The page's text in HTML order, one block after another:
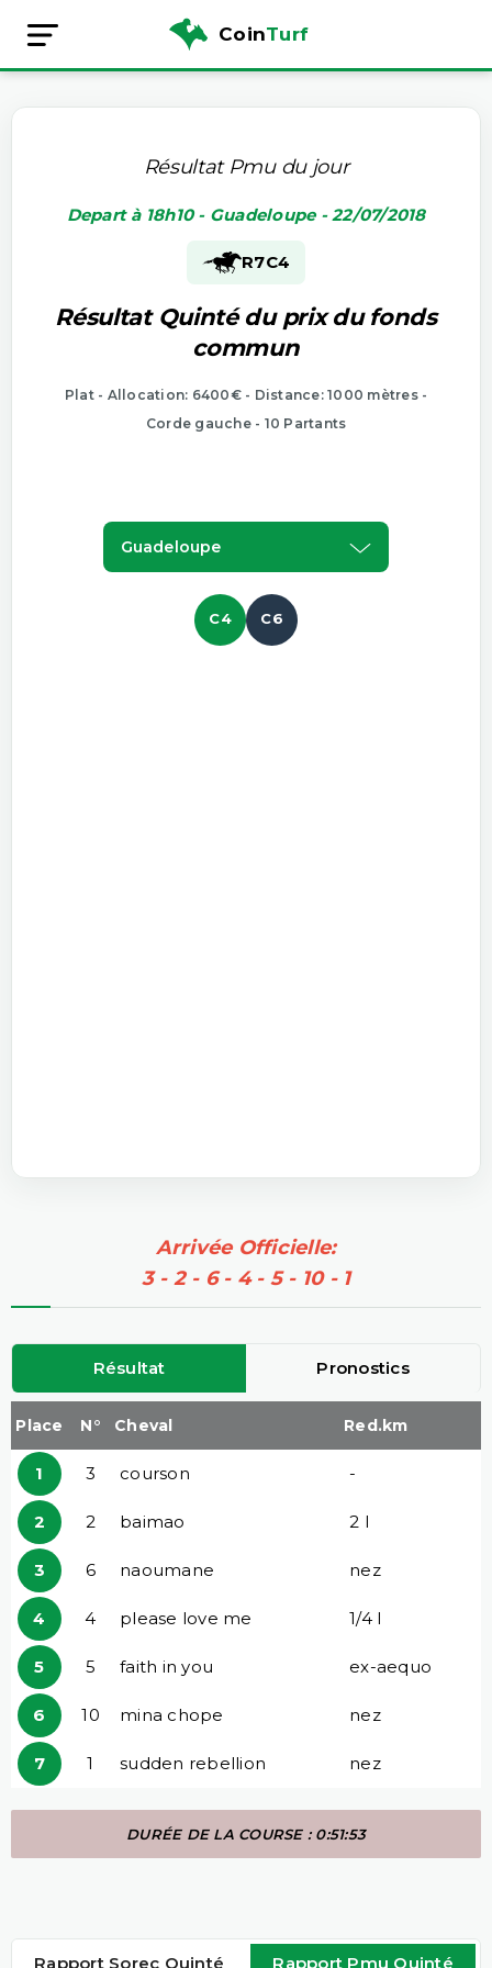
CoinTurf
Résultat Pmu du jour
Depart à 18h10 - Guadeloupe - 22/07/2018
R7C4
Résultat Quinté du prix du fonds
commun
Plat - Allocation: 6400€ - Distance: 1000 mètres -
Corde gauche - 10 Partants
Guadeloupe
C4 C6
Arrivée Officielle:
3 - 2 - 6 - 4 - 5 - 10 - 1
Résultat Pronostics
Place N° Cheval Red.km
1 3 courson -
2 2 baimao 2 l
3 6 naoumane nez
4 4 please love me 1/4 l
5 5 faith in you ex-aequo
6 10 mina chope nez
7 1 sudden rebellion nez
DURÉE DE LA COURSE : 0:51:53
Rapport Sorec Quinté Rapport Pmu Quinté